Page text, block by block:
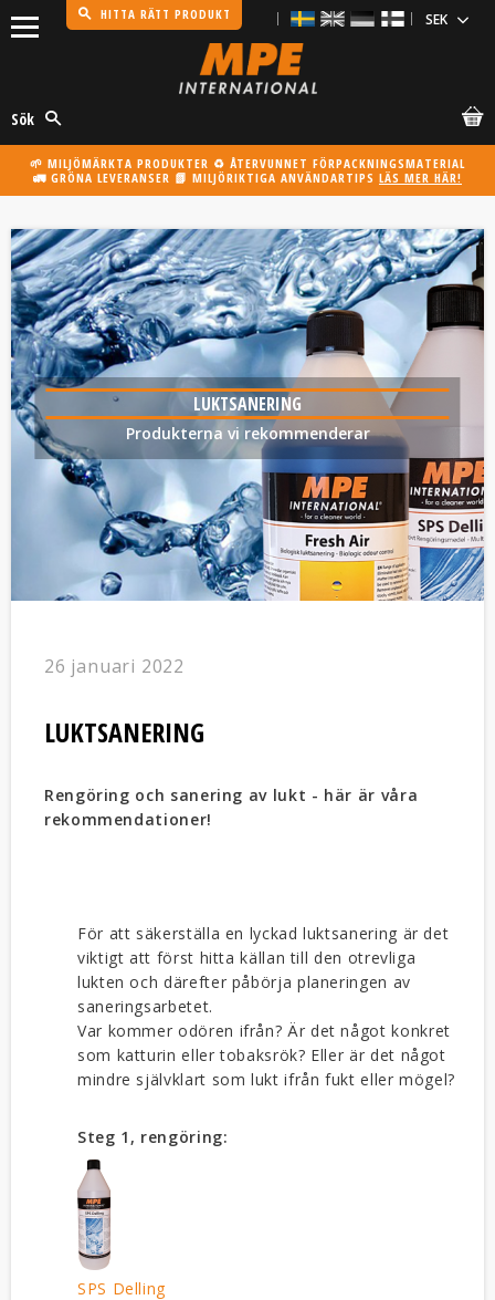
HITTA RÄTT PRODUKT
Sök
🌱 MILJÖMÄRKTA PRODUKTER ♻️ ÅTERVUNNET FÖRPACKNINGSMATERIAL
🚛 GRÖNA LEVERANSER 📗 MILJÖRIKTIGA ANVÄNDARTIPS LÄS MER HÄR!
LUKTSANERING
Produkterna vi rekommenderar
26 januari 2022
LUKTSANERING
Rengöring och sanering av lukt - här är våra
rekommendationer!
För att säkerställa en lyckad luktsanering är det
viktigt att först hitta källan till den otrevliga
lukten och därefter påbörja planeringen av
saneringsarbetet.
Var kommer odören ifrån? Är det något konkret
som katturin eller tobaksrök? Eller är det något
mindre självklart som lukt ifrån fukt eller mögel?
Steg 1, rengöring:
SPS Delling